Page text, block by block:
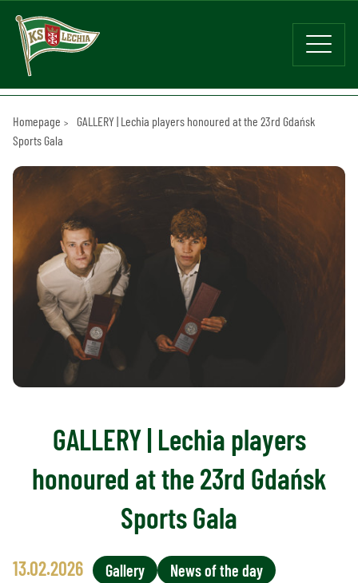
Homepage
GALLERY | Lechia players honoured at the 23rd Gdańsk
Sports Gala
GALLERY | Lechia players
honoured at the 23rd Gdańsk
Sports Gala
13.02.2026 Gallery News of the day